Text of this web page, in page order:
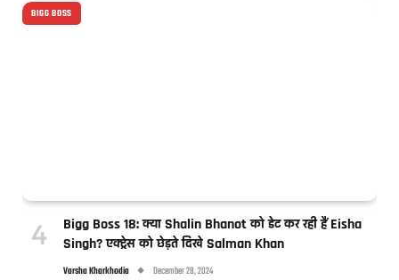
BIGG BOSS
Bigg Boss 18: क्या Shalin Bhanot को डेट कर रही हैं Eisha
Singh? एक्ट्रेस को छेड़ते दिखे Salman Khan
Varsha Kharkhodia December 28, 2024